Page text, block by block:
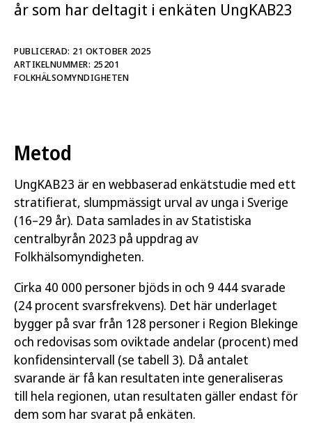
år som har deltagit i enkäten UngKAB23
PUBLICERAD: 21 OKTOBER 2025
ARTIKELNUMMER: 25201
FOLKHÄLSOMYNDIGHETEN
Metod
UngKAB23 är en webbaserad enkätstudie med ett
stratifierat, slumpmässigt urval av unga i Sverige
(16–29 år). Data samlades in av Statistiska
centralbyrån 2023 på uppdrag av
Folkhälsomyndigheten.
Cirka 40 000 personer bjöds in och 9 444 svarade
(24 procent svarsfrekvens). Det här underlaget
bygger på svar från 128 personer i Region Blekinge
och redovisas som oviktade andelar (procent) med
konfidensintervall (se tabell 3). Då antalet
svarande är få kan resultaten inte generaliseras
till hela regionen, utan resultaten gäller endast för
dem som har svarat på enkäten.
rättigheter (SRHR). Med unga personer avses
baserade på befolkningsundersökningen
UngKAB23 från 2023.
enbart de i respektive region som har svarat på
beslutar om eller arbetar med främjande och
förebyggande insatser för unga, exempelvis inom
skola, elevhälsa, på ungdomsmottagning eller
inom civilsamhället.
Relaterad läsning
Ungas hälsa, relationer och sexliv – Resultat från
UngKAB23
Författare: Folkhälsomyndigheten
Publicerad: 21 oktober 2025